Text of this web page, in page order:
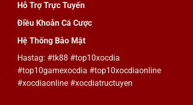
Hỗ Trợ Trực Tuyến
Điều Khoản Cá Cược
Hệ Thống Bảo Mật
Hastag: #tk88 #top10xocdia
#top10gamexocdia #top10xocdiaonline
#xocdiaonline #xocdiatructuyen